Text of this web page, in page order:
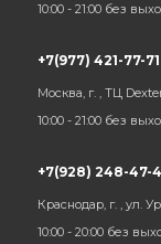
10:00 - 21:00 без
+7(977) 421-77-71
Москва, г. , ТЦ
10:00 - 21:00 без
+7(928) 248-47-
Краснодар, г. , ул.
10:00 - 20:00 без